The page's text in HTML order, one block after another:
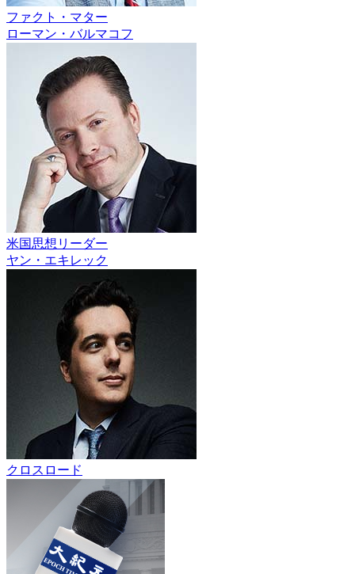
ファクト・マター
ローマン・バルマコフ
米国思想リーダー
ヤン・エキレック
クロスロード